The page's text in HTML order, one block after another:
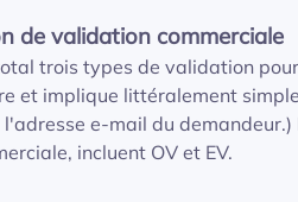
de validation commerciale
trois types de validation
et implique littéralement
e-mail du
incluent OV et EV.